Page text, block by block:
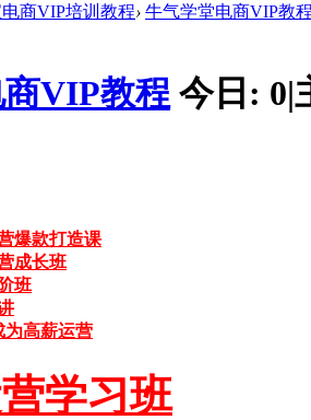
商VIP培训教程› 牛气学堂电商VIP教
VIP教程 今日: 0|
爆款打造课
成长班
班
为高薪运营
学习班